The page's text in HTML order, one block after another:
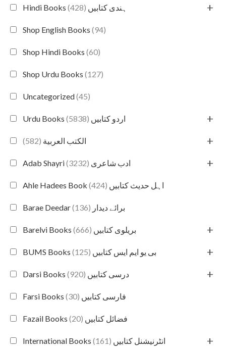
Hindi Books ہندی کتابیں (428) +
Shop English Books (94)
Shop Hindi Books (60)
Shop Urdu Books (127)
Uncategorized(45)
Urdu Books اردو کتابیں (5838) +
الكتب العربية (582) +
Adab Shayri ادب شاعری (3232) +
Ahle Hadees Book اہل حدیث کتابیں (424)
Barae Deedar برائے دیدار (136)
Barelvi Books بریلوی کتابیں (666) +
BUMS Books بی یو ایم ایس کتابیں (125) +
Darsi Books درسی کتابیں (920) +
Farsi Books فارسی کتابیں (30)
Fazail Books فضائل کتابیں (20)
International Books انٹرنیشنل کتابیں (161) +